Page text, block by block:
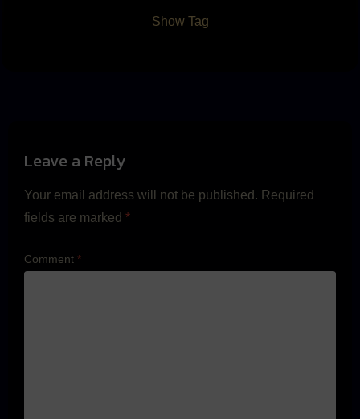
Show Tag
Leave a Reply
Your email address will not be published. Required
fields are marked *
Comment *